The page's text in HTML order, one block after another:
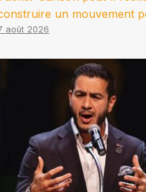
un mouvement
août 2026